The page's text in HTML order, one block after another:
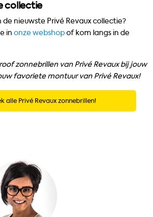
collectie
de nieuwste Privé Revaux collectie?
in onze webshopof kom langs in de
zonnebrillen van Privé Revaux bij jouw
favoriete montuur van Privé Revaux!
alle Privé Revaux zonnebrillen!